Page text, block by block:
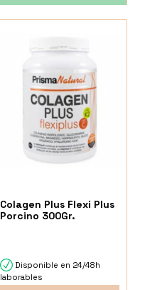
Colagen Plus Flexi Plus
Porcino 300Gr.
Disponible en 24/48h
laborables